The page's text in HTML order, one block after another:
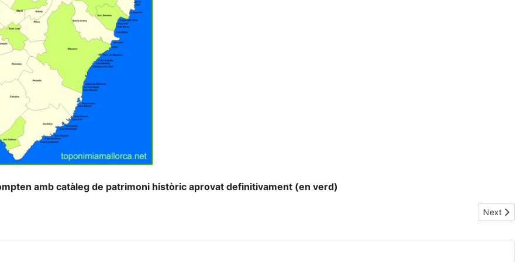
amb catàleg de patrimoni històric aprovat definitivament (en verd)
Next
Next